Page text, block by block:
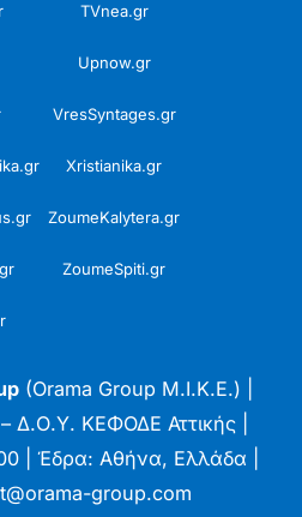
TVnea.gr
Upnow.gr
VresSyntages.gr
Xristianika.gr
ZoumeKalytera.gr
ZoumeSpiti.gr
(Orama Group Μ.Ι.Κ.Ε.) |
ΚΕΦΟΔΕ Αττικής |
| Έδρα: Αθήνα, Ελλάδα |
group.com